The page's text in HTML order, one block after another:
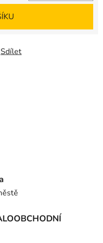
Sdílet